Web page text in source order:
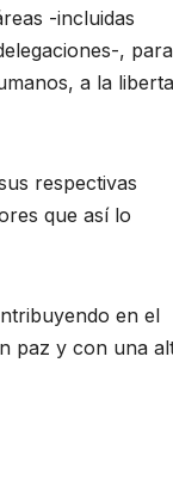
-incluidas
, para
a la
respectivas
que así lo
en el
paz y con una